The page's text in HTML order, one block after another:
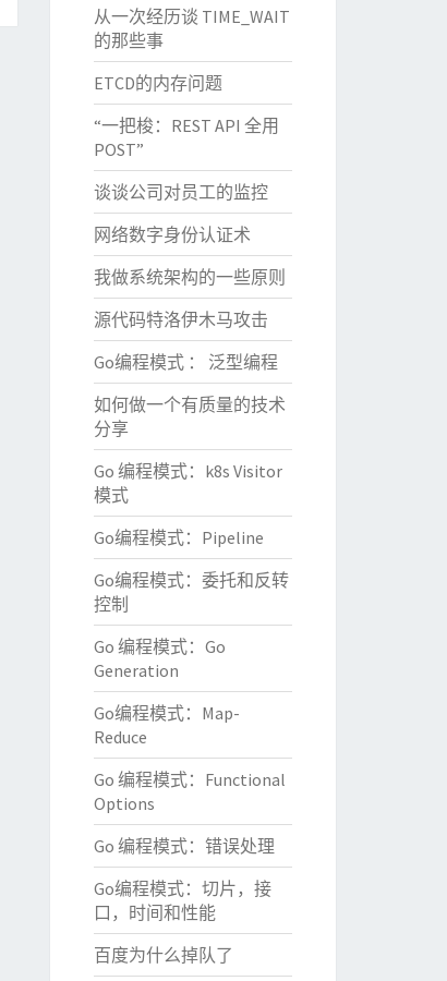
从一次经历谈 TIME_WAIT
的那些事
ETCD的内存问题
“一把梭：REST API 全用
POST”
谈谈公司对员工的监控
网络数字身份认证术
我做系统架构的一些原则
源代码特洛伊木马攻击
Go编程模式 ： 泛型编程
如何做一个有质量的技术
分享
Go 编程模式：k8s Visitor
模式
Go编程模式：Pipeline
Go编程模式：委托和反转
控制
Go 编程模式：Go
Generation
Go编程模式：Map-
Reduce
Go 编程模式：Functional
Options
Go 编程模式：错误处理
Go编程模式：切片，接
口，时间和性能
百度为什么掉队了